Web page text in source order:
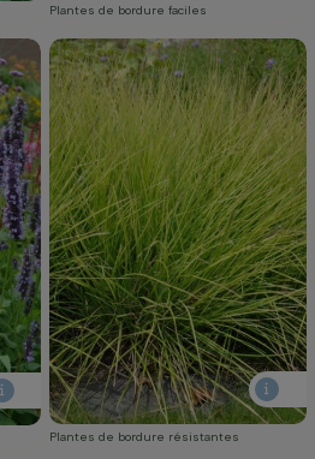
Plantes de bordure faciles
Plantes de bordure résistantes